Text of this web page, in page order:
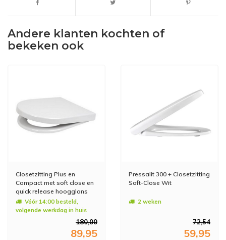
Andere klanten kochten of
bekeken ook
Closetzitting Plus en
Compact met soft close en
quick release hoogglans
wit Vóór 14:00 besteld,
volgende werkdag in huis
180,00
89,95
Pressalit 300 + Closetzitting
Soft-Close Wit
2 weken
72,54
59,95